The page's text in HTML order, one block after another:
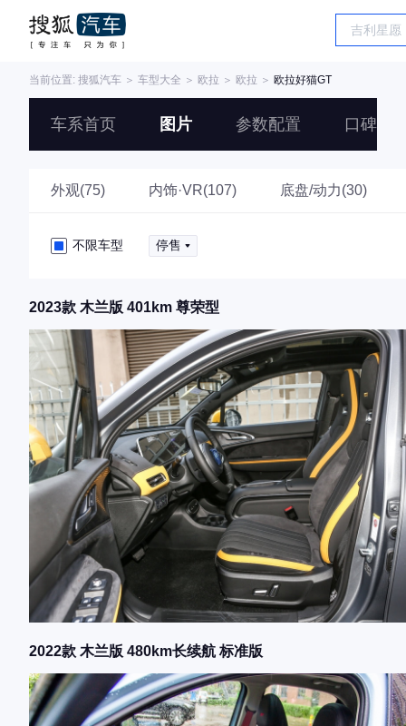
当前位置: 搜狐汽车 ＞ 车型大全 ＞ 欧拉 ＞ 欧拉 ＞ 欧拉好猫GT
车系首页 图片 参数配置 口碑
外观(75) 内饰·VR(107) 底盘/动力(30)
不限车型 停售
2023款 木兰版 401km 尊荣型
2022款 木兰版 480km长续航 标准版